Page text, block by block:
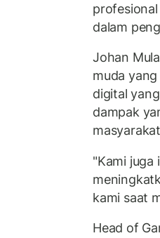
dalam
Johan
muda
digital
dampak
"Kami juga
kami saat
Head of